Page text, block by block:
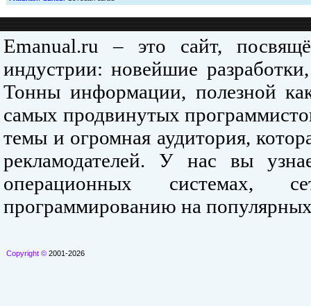
Emanual.ru – это сайт,
индустрии: новейшие
Тонны информации, полезной
самых продвинутых
темы и огромная аудитория,
рекламодателей. У нас вы
операционных системах,
программированию на
Copyright © 2001-2026